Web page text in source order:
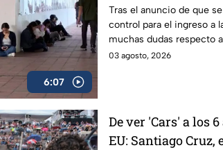
6:07
quiénes se aplicará
VIDEO
Tras el anuncio de que
control para el ingreso a
muchas dudas respecto
2027; experta aclara todas
03 agosto, 2026
De ver 'Cars' a los
EU: Santiago Cruz,